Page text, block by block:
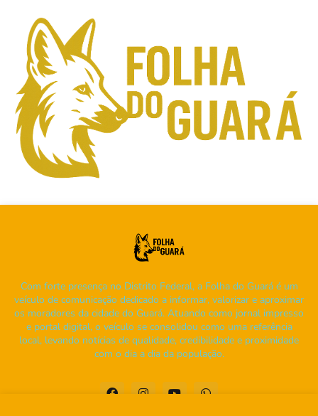
Com forte presença no Distrito Federal, a Folha do Guará é um
veículo de comunicação dedicado a informar, valorizar e aproximar
os moradores da cidade do Guará. Atuando como jornal impresso
e portal digital, o veículo se consolidou como uma referência
local, levando notícias de qualidade, credibilidade e proximidade
com o dia a dia da população.